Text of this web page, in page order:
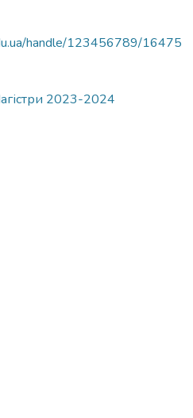
handle/123456789/16475
2023-2024